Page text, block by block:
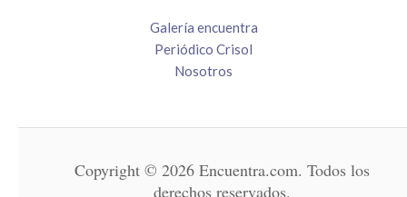
Galería encuentra
Periódico Crisol
Nosotros
Copyright © 2026 Encuentra.com. Todos los
derechos reservados.